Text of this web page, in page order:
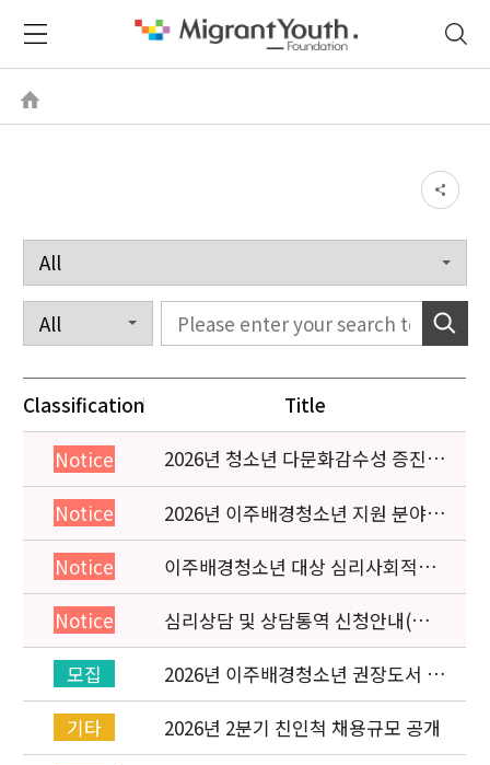
Classification Title
Notice
2026년 청소년 다문화감수성 증진
프로그램 「다가감」신청기관 안내
Notice
2026년 이주배경청소년 지원 분야
종사자 역량강화 교육 일정 안내
Notice
이주배경청소년 대상 심리사회적응
검사 연수동영상 개편 안내
Notice
심리상담 및 상담통역 신청안내(의뢰
서첨부)
모집
2026년 이주배경청소년 권장도서 목
록 구성을 위한 청소년 참여 이벤트
안내
기타
2026년 2분기 친인척 채용규모 공개